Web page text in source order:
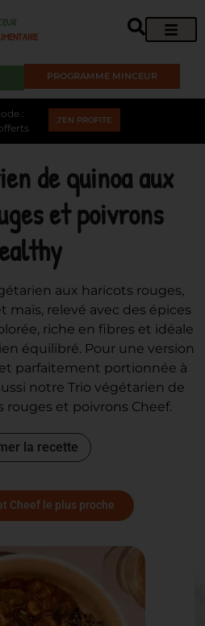
PROGRAMME MINCEUR
:
J'EN PROFITE
de quinoa aux
et poivrons
aux haricots rouges,
maïs, relevé avec des épices
riche en fibres et idéale
équilibré. Pour une version
parfaitement portionnée à
notre Trio végétarien de
rouges et poivrons Cheef.
la recette
Cheef le plus proche